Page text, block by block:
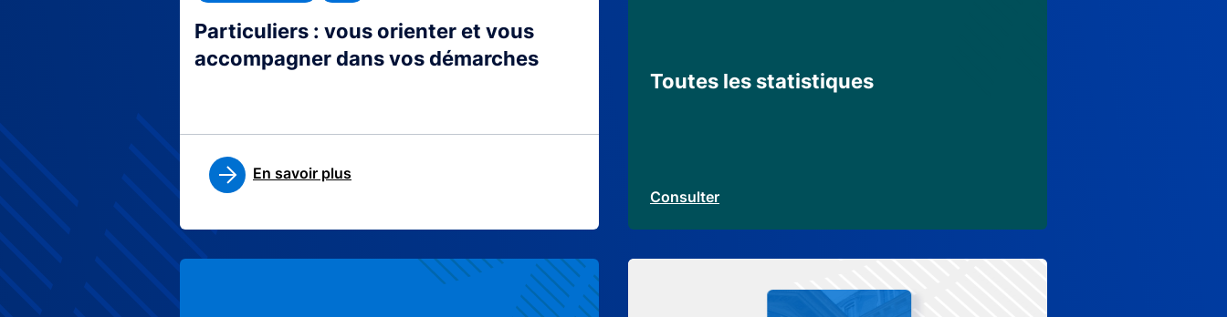
Particuliers : vous orienter et vous
accompagner dans vos démarches
En savoir plus
Toutes les statistiques
Consulter